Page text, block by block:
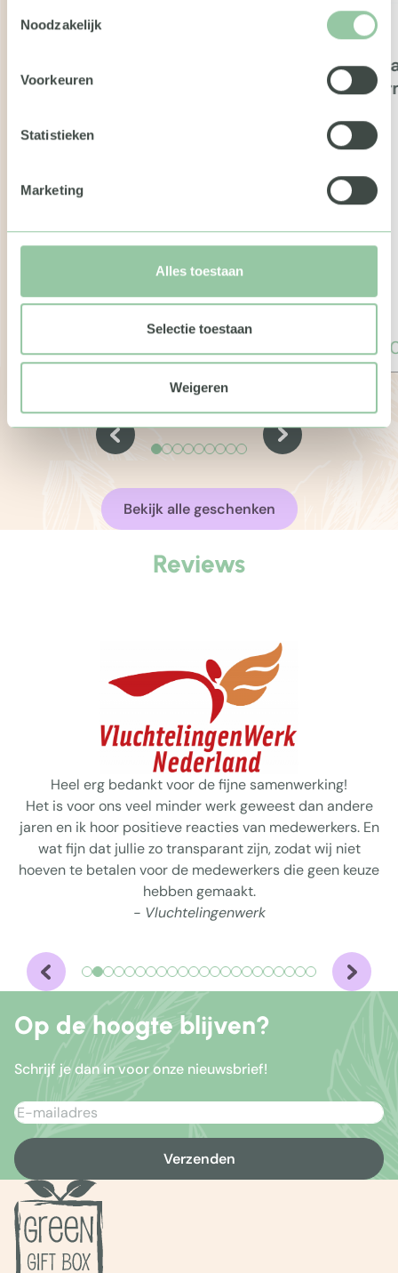
Noodzakelijk
Voorkeuren
Statistieken
Marketing
Alles toestaan
Selectie toestaan
Weigeren
€ 10,00
Dille & Kamille is 40 jaar geleden
begonnen met het begrip ‘natuurlijke
eenvoud’ als uitgangspunt. Dat geldt nog
€
Bekijk alle geschenken
Reviews
Heel erg bedankt voor de fijne samenwerking!
Het is voor ons veel minder werk geweest dan andere
jaren en ik hoor positieve reacties van medewerkers. En
wat fijn dat jullie zo transparant zijn, zodat wij niet
hoeven te betalen voor de medewerkers die geen keuze
hebben gemaakt.
- Vluchtelingenwerk
Op de hoogte blijven?
Schrijf je dan in voor onze nieuwsbrief!
Verzenden